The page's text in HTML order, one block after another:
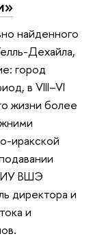
найденного
Дехайла,
город
в VIII–VI
жизни более
иракской
ВШЭ
директора и
и